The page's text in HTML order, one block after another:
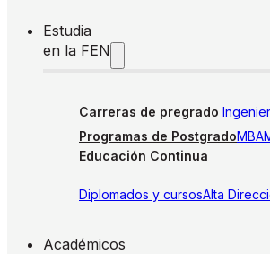
Estudia
en la FEN
Carreras de pregrado
Programas de PostgradoMBA
Educación Continua
Diplomados y cursosAlta
Académicos